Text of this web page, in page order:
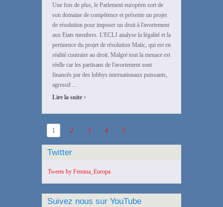
Une fois de plus, le Parlement européen sort de
son domaine de compétence et présente un projet
de résolution pour imposer un droit à l'avortement
aux Etats membres. L'ECLJ analyse la légalité et la
pertinence du projet de résolution Matic, qui est en
réalité contraire au droit. Malgré tout la menace est
réelle car les partisans de l'avortement sont
financés par des lobbys internationaux puissants,
agressif ...
Lire la suite ›
1 2 3 4 5
Twitter
Tweets by Femina_Europa
Suivez nous sur YouTube